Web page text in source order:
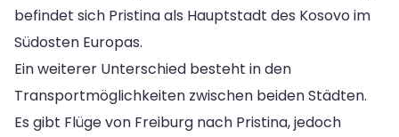
befindet sich Pristina als Hauptstadt des Kosovo im
Südosten Europas.
Ein weiterer Unterschied besteht in den
Transportmöglichkeiten zwischen beiden Städten.
Es gibt Flüge von Freiburg nach Pristina, jedoch